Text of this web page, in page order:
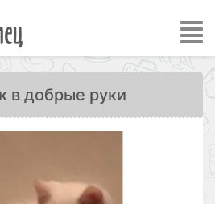
в добрые руки